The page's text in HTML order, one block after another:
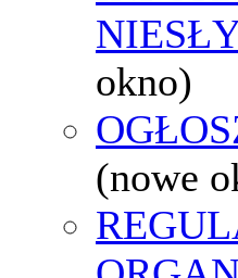
okno)
(nowe